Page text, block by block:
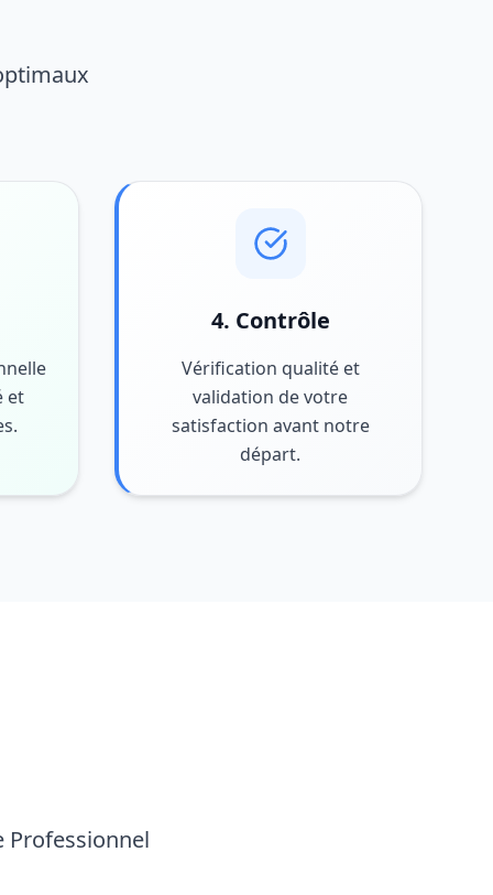
et
4. Contrôle
Vérification qualité et
validation de votre
satisfaction avant notre
départ.
Professionnel